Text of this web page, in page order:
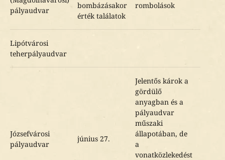
pályaudvar
bombázásakor
érték találatok
rombolások
Lipótvárosi
teherpályaudvar
Józsefvárosi
pályaudvar
június 27.
Jelentős károk a
gördülő
anyagban és a
pályaudvar
műszaki
állapotában, de
a
vonatközlekedést